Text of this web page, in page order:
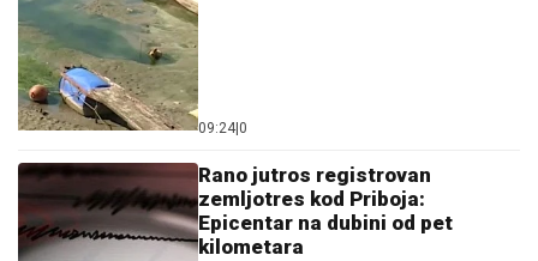
09:24 0
Rano jutros registrovan
zemljotres kod Priboja:
Epicentar na dubini od pet
kilometara